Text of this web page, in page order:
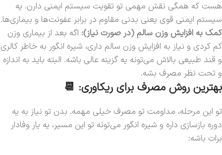
هست که همگی نقش مهمی تو تقویت سیستم ایمنی دارن. یه
سیستم ایمنی قوی یعنی بدنی مقاوم در برابر عفونت‌ها و بیماری‌ها.
کمک به افزایش وزن سالم (در صورت نیاز): اگه بعد از بیماری وزن
کم کردی و نیاز به افزایش وزن سالم داری، شیره انگور به خاطر کالری
و قند طبیعی بالاش می‌تونه یه گزینه عالی باشه. البته باید به اندازه
و تحت نظر مصرف بشه.
بهترین روش مصرف برای ریکاوری: 📆
تو این مرحله، مداومت تو مصرف خیلی مهمه. بدن تو نیاز به یه
دوره بازسازی داره و شیره انگور می‌تونه تو این مسیر، یه یار وفادار
برات باشه: